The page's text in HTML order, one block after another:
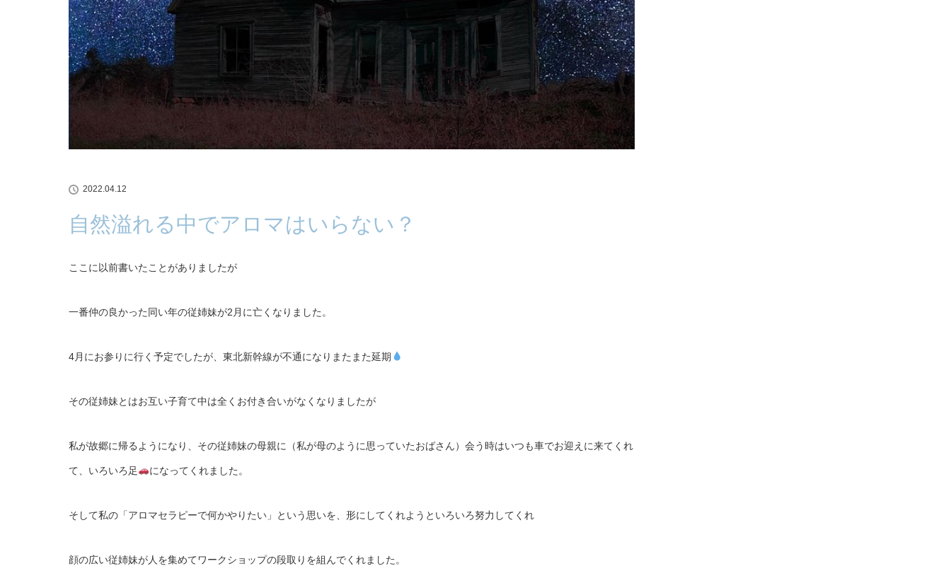
2022.04.12
自然溢れる中でアロマはいらない？
ここに以前書いたことがありましたが
一番仲の良かった同い年の従姉妹が2月に亡くなりました。
4月にお参りに行く予定でしたが、東北新幹線が不通になりまたまた延期
その従姉妹とはお互い子育て中は全くお付き合いがなくなりましたが
私が故郷に帰るようになり、その従姉妹の母親に（私が母のように思っていたおばさん）会う時はいつも車でお迎えに来てくれ
て、いろいろ足 になってくれました。
そして私の「アロマセラピーで何かやりたい」という思いを、形にしてくれようといろいろ努力してくれ
顔の広い従姉妹が人を集めてワークショップの段取りを組んでくれました。